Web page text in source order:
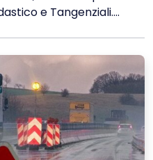
e Tangenziali....